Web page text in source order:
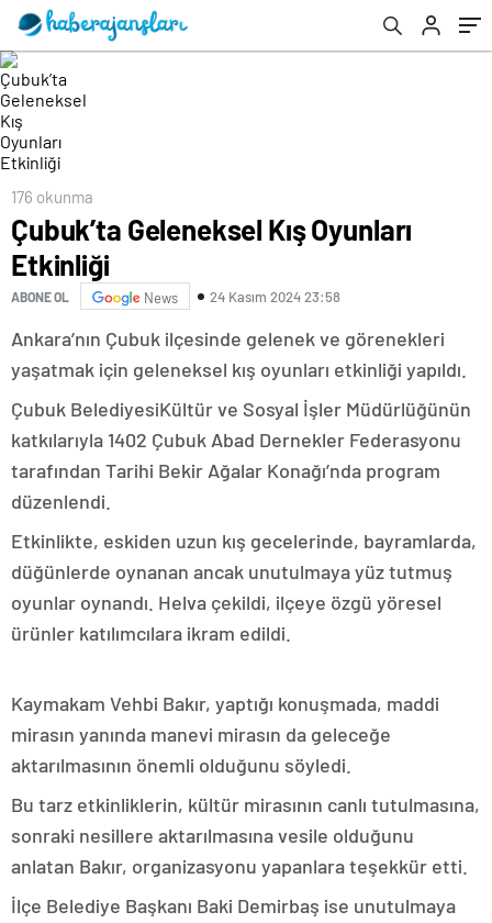
176 okunma
Çubuk’ta Geleneksel Kış Oyunları
Etkinliği
ABONE OL News 24 Kasım 2024 23:58
Ankara’nın Çubuk ilçesinde gelenek ve görenekleri
yaşatmak için geleneksel kış oyunları etkinliği yapıldı.
Çubuk BelediyesiKültür ve Sosyal İşler Müdürlüğünün
katkılarıyla 1402 Çubuk Abad Dernekler Federasyonu
tarafından Tarihi Bekir Ağalar Konağı’nda program
düzenlendi.
Etkinlikte, eskiden uzun kış gecelerinde, bayramlarda,
düğünlerde oynanan ancak unutulmaya yüz tutmuş
oyunlar oynandı. Helva çekildi, ilçeye özgü yöresel
ürünler katılımcılara ikram edildi.
Kaymakam Vehbi Bakır, yaptığı konuşmada, maddi
mirasın yanında manevi mirasın da geleceğe
aktarılmasının önemli olduğunu söyledi.
Bu tarz etkinliklerin, kültür mirasının canlı tutulmasına,
sonraki nesillere aktarılmasına vesile olduğunu
anlatan Bakır, organizasyonu yapanlara teşekkür etti.
İlçe Belediye Başkanı Baki Demirbaş ise unutulmaya
yorumları yağdı!